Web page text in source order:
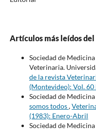
Artículos más leídos
Sociedad de
Veterinaria.
de la revista
(Montevideo): Vol.
Sociedad de
somos todos,
(1983): Enero-Abril
Sociedad de